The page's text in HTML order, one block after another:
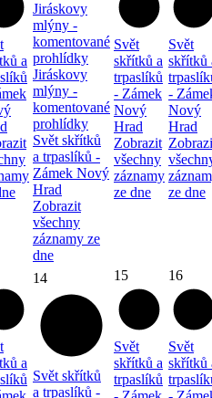
a
Jiráskovy
mlýny -
komentované
prohlídky
Jiráskovy
mlýny -
komentované
prohlídky
Svět skřítků
a trpaslíků -
Zámek Nový
Hrad
Zobrazit
všechny
záznamy ze
dne
Svět
skřítků a
trpaslíků
- Zámek
Nový
Hrad
Zobrazit
všechny
záznamy
ze dne
Svět
skřítků
-
Nový
Hrad
ze dne
a
14
Svět skřítků
a trpaslíků -
15
Svět
skřítků a
trpaslíků
16
Svět
skřítků